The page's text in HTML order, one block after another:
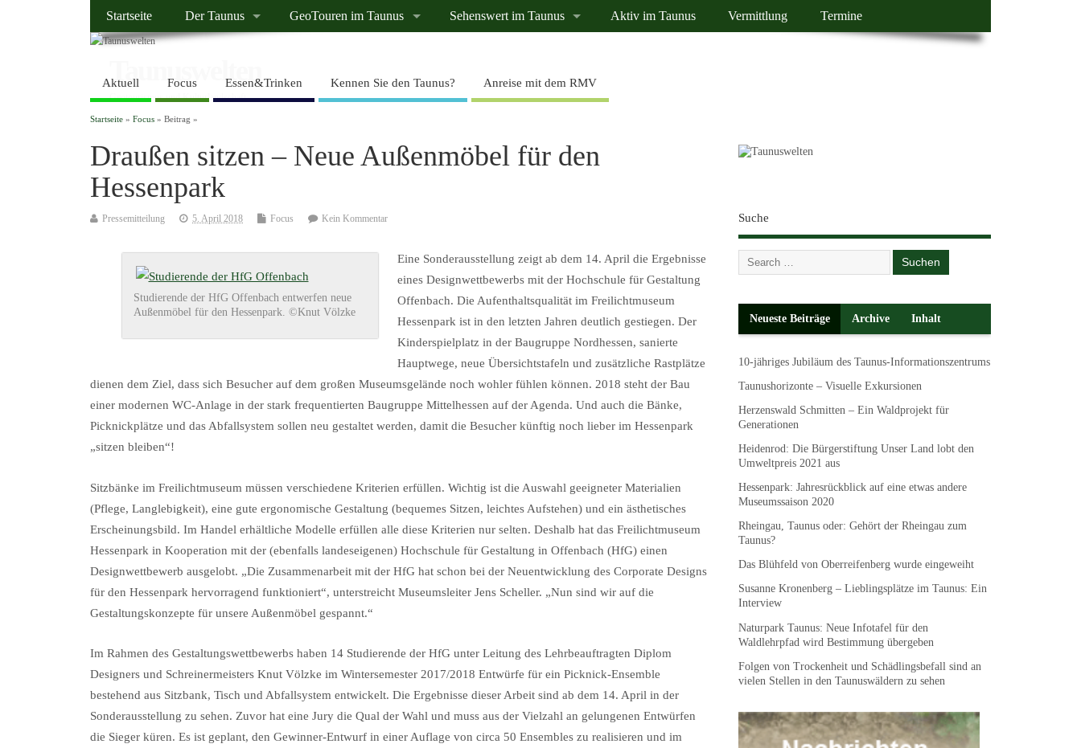
Startseite Der Taunus GeoTouren im Taunus Sehenswert im Taunus Aktiv im Taunus Vermittlung Termine
Taunuswelten
Geotourismus und Kulturlandschaft
Aktuell Focus Essen&Trinken Kennen Sie den Taunus? Anreise mit dem RMV
Startseite » Focus » Beitrag »
Draußen sitzen – Neue Außenmöbel für den
Hessenpark
Pressemitteilung 5. April 2018 Focus Kein Kommentar
Studierende der HfG Offenbach entwerfen neue
Außenmöbel für den Hessenpark. ©Knut Völzke
Eine Sonderausstellung zeigt ab dem 14. April die Ergebnisse
eines Designwettbewerbs mit der Hochschule für Gestaltung
Offenbach. Die Aufenthaltsqualität im Freilichtmuseum
Hessenpark ist in den letzten Jahren deutlich gestiegen. Der
Kinderspielplatz in der Baugruppe Nordhessen, sanierte
Hauptwege, neue Übersichtstafeln und zusätzliche Rastplätze
dienen dem Ziel, dass sich Besucher auf dem großen Museumsgelände noch wohler fühlen können. 2018 steht der Bau
einer modernen WC-Anlage in der stark frequentierten Baugruppe Mittelhessen auf der Agenda. Und auch die Bänke,
Picknickplätze und das Abfallsystem sollen neu gestaltet werden, damit die Besucher künftig noch lieber im Hessenpark
„sitzen bleiben“!
Sitzbänke im Freilichtmuseum müssen verschiedene Kriterien erfüllen. Wichtig ist die Auswahl geeigneter Materialien
(Pflege, Langlebigkeit), eine gute ergonomische Gestaltung (bequemes Sitzen, leichtes Aufstehen) und ein ästhetisches
Erscheinungsbild. Im Handel erhältliche Modelle erfüllen alle diese Kriterien nur selten. Deshalb hat das Freilichtmuseum
Hessenpark in Kooperation mit der (ebenfalls landeseigenen) Hochschule für Gestaltung in Offenbach (HfG) einen
Designwettbewerb ausgelobt. „Die Zusammenarbeit mit der HfG hat schon bei der Neuentwicklung des Corporate Designs
für den Hessenpark hervorragend funktioniert“, unterstreicht Museumsleiter Jens Scheller. „Nun sind wir auf die
Gestaltungskonzepte für unsere Außenmöbel gespannt.“
Im Rahmen des Gestaltungswettbewerbs haben 14 Studierende der HfG unter Leitung des Lehrbeauftragten Diplom
Designers und Schreinermeisters Knut Völzke im Wintersemester 2017/2018 Entwürfe für ein Picknick-Ensemble
bestehend aus Sitzbank, Tisch und Abfallsystem entwickelt. Die Ergebnisse dieser Arbeit sind ab dem 14. April in der
Sonderausstellung zu sehen. Zuvor hat eine Jury die Qual der Wahl und muss aus der Vielzahl an gelungenen Entwürfen
die Sieger küren. Es ist geplant, den Gewinner-Entwurf in einer Auflage von circa 50 Ensembles zu realisieren und im
Suche
Neueste Beiträge Archive Inhalt
10-jähriges Jubiläum des Taunus-Informationszentrums
Taunushorizonte – Visuelle Exkursionen
Herzenswald Schmitten – Ein Waldprojekt für
Generationen
Heidenrod: Die Bürgerstiftung Unser Land lobt den
Umweltpreis 2021 aus
Hessenpark: Jahresrückblick auf eine etwas andere
Museumssaison 2020
Rheingau, Taunus oder: Gehört der Rheingau zum
Taunus?
Das Blühfeld von Oberreifenberg wurde eingeweiht
Susanne Kronenberg – Lieblingsplätze im Taunus: Ein
Interview
Naturpark Taunus: Neue Infotafel für den
Waldlehrpfad wird Bestimmung übergeben
Folgen von Trockenheit und Schädlingsbefall sind an
vielen Stellen in den Taunuswäldern zu sehen